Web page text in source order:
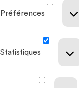
Préférences
Statistiques